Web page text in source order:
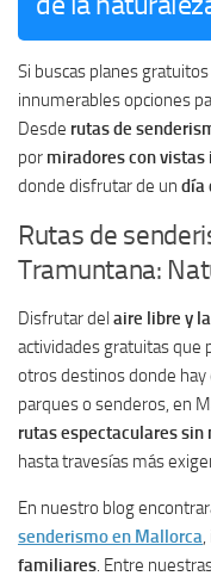
Si buscas planes
innumerables opciones
Desde rutas de
por miradores con
donde disfrutar de un día
Rutas de
Tramuntana:
Disfrutar del aire libre y
actividades gratuitas que
otros destinos donde hay
parques o senderos, en
rutas espectaculares sin
hasta travesías más
En nuestro blog
senderismoen Mallorca
familiares . Entre